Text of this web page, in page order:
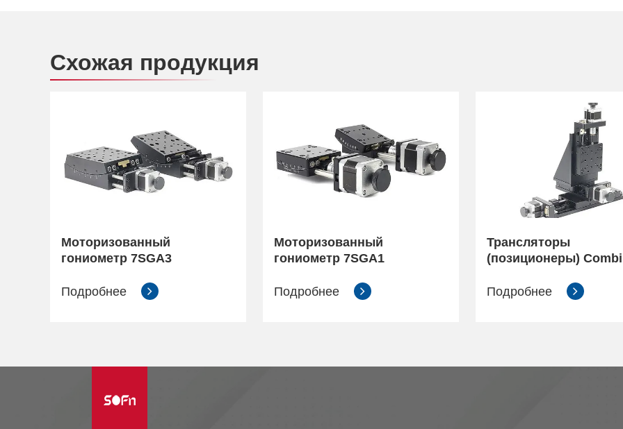
Схожая продукция
Моторизованный
гониометр 7SGA3
Подробнее
Моторизованный
гониометр 7SGA1
Подробнее
Трансляторы
(позиционеры)
Подробнее